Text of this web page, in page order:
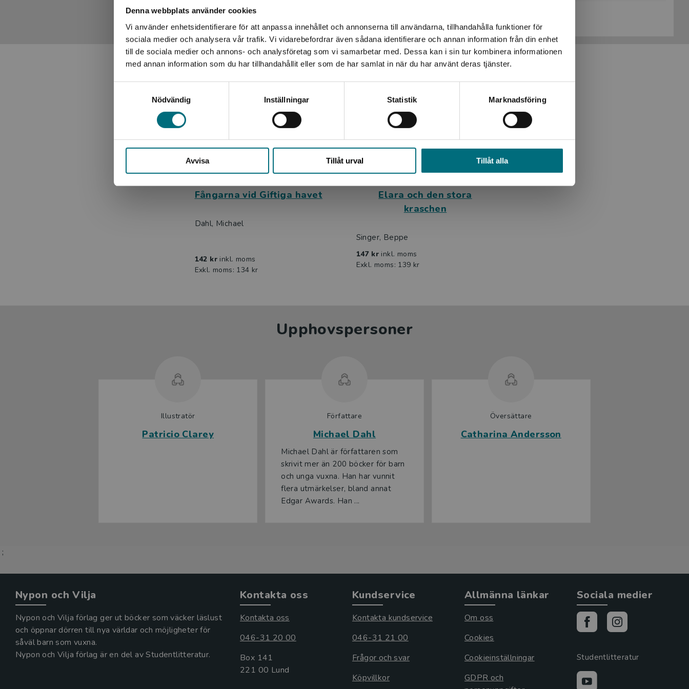
Denna webbplats använder cookies
Vi använder enhetsidentifierare för att anpassa innehållet och annonserna till användarna, tillhandahålla funktioner för
sociala medier och analysera vår trafik. Vi vidarebefordrar även sådana identifierare och annan information från din enhet
till de sociala medier och annons- och analysföretag som vi samarbetar med. Dessa kan i sin tur kombinera informationen
med annan information som du har tillhandahållit eller som de har samlat in när du har använt deras tjänster.
Nödvändig
Inställningar Statistik Marknadsföring
Avvisa Tillåt urval Tillåt alla
Det verkar som att du besöker nyponochviljaforlag.se via
en enhet utanför Sverige. Vi erbjuder inte leveranser
utanför Sverige. För att kunna slutföra ett köp måste
leveransadressen vara i Sverige.
Författaren Michael Dahl har också skrivit över 200 barn- och ungdomsböcker, flera av dem är prisbelönta. En av
hans fantasyserier skriven för de som har läs- och skrivsvårigheter tillhör de mest lästa i hela USA. När han inte
skriver föreläser han på skolor, bibliotek och konferenser. Michael bor i ett spökhus i Minneapolis, USA. Han älskar
Boken finns även som e-bok och som digital ljudbok.
Relaterat
Fångarna vid Giftiga havet
Dahl, Michael
142 kr inkl. moms
Exkl. moms: 134 kr
Elara och den stora
kraschen
Singer, Beppe
147 kr inkl. moms
Exkl. moms: 139 kr
del 1 av 0
Upphovspersoner
Illustratör
Patricio Clarey
Författare
Michael Dahl
Michael Dahl är författaren som
skrivit mer än 200 böcker för barn
och unga vuxna. Han har vunnit
flera utmärkelser, bland annat
Edgar Awards. Han ...
Översättare
Catharina Andersson
;
Nypon och Vilja
Nypon och Vilja förlag ger ut böcker som väcker läslust
och öppnar dörren till nya världar och möjligheter för
såväl barn som vuxna.
Nypon och Vilja förlag är en del av Studentlitteratur.
Kontakta oss
Kontakta oss
046-31 20 00
Box 141
221 00 Lund
Kundservice
Kontakta kundservice
046-31 21 00
Frågor och svar
Köpvillkor
Allmänna länkar
Om oss
Cookies
Cookieinställningar
GDPR och
Sociala medier
Studentlitteratur